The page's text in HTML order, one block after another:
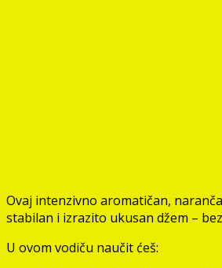
Ovaj intenzivno aromatičan,
stabilan i izrazito ukusan džem –
U ovom vodiču naučit ćeš: